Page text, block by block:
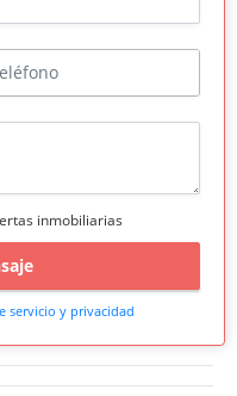
inmobiliarias
servicio y privacidad